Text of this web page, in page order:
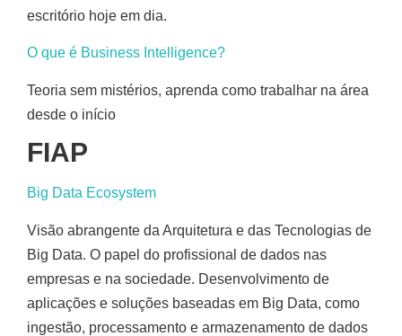
escritório hoje em dia.
O que é Business Intelligence?
Teoria sem mistérios, aprenda como trabalhar na área
desde o início
FIAP
Big Data Ecosystem
Visão abrangente da Arquitetura e das Tecnologias de
Big Data. O papel do profissional de dados nas
empresas e na sociedade. Desenvolvimento de
aplicações e soluções baseadas em Big Data, como
ingestão, processamento e armazenamento de dados